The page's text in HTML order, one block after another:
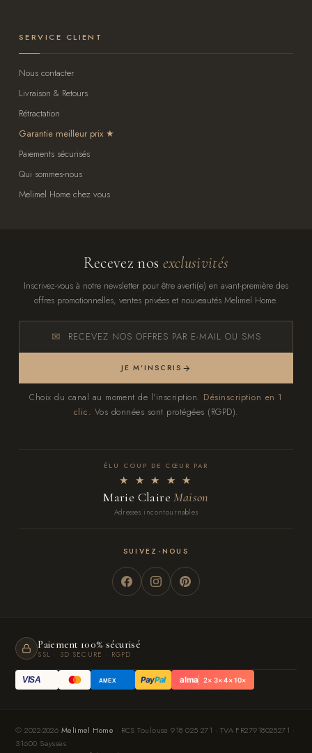
SERVICE CLIENT
Nous contacter
Livraison & Retours
Rétractation
Garantie meilleur prix
Paiements sécurisés
Qui sommes-nous
Melimel Home chez vous
Recevez nos exclusivités
Inscrivez-vous à notre newsletter pour être averti(e) en avant-première des
offres promotionnelles, ventes privées et nouveautés Melimel Home.
RECEVEZ NOS OFFRES PAR E-MAIL OU SMS
JE M'INSCRIS
Choix du canal au moment de l'inscription. Désinscription en 1
clic. Vos données sont protégées (RGPD).
ÉLU COUP DE CŒUR PAR
★ ★ ★ ★ ★
Marie ClaireMaison
Adresses incontournables
SUIVEZ-NOUS
Paiement 100% sécurisé
SSL · 3D SECURE · RGPD
VISA AMEX PayPal alma 2× 3× 4× 10×
© 2022-2026 Melimel Home · RCS Toulouse 918 025 271 · TVA FR27918025271 ·
31600 Seysses